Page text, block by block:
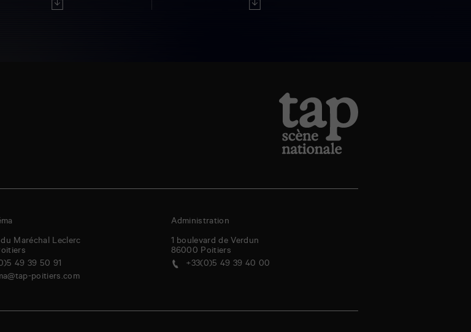
Maréchal Leclerc
49 39 50 91
poitiers.com
Administration
1 boulevard de Verdun
86000 Poitiers
+33(0)5 49 39 40 00